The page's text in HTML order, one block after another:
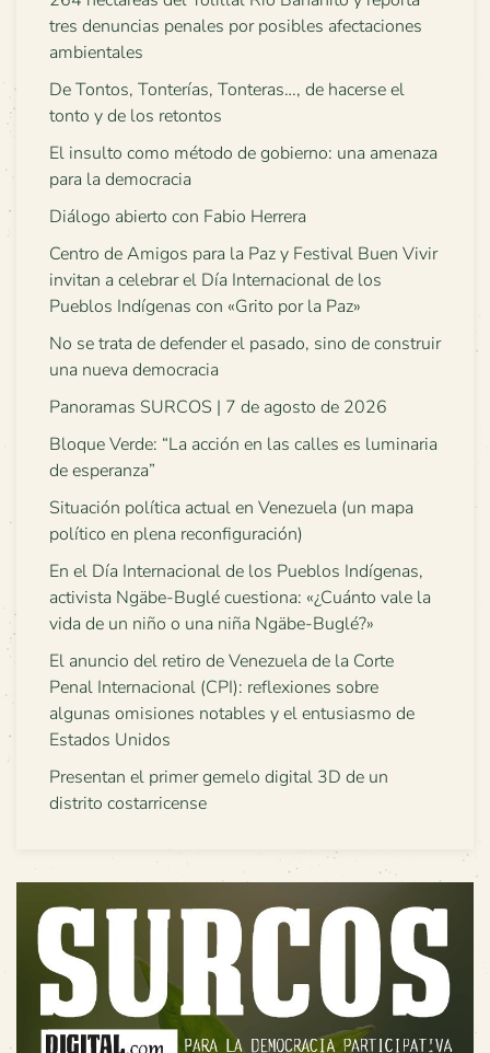
tres denuncias penales por posibles afectaciones
ambientales
De Tontos, Tonterías, Tonteras…, de hacerse el
tonto y de los retontos
El insulto como método de gobierno: una amenaza
para la democracia
Diálogo abierto con Fabio Herrera
Centro de Amigos para la Paz y Festival Buen Vivir
invitan a celebrar el Día Internacional de los
Pueblos Indígenas con «Grito por la Paz»
No se trata de defender el pasado, sino de construir
una nueva democracia
Panoramas SURCOS | 7 de agosto de 2026
Bloque Verde: “La acción en las calles es luminaria
de esperanza”
Situación política actual en Venezuela (un mapa
político en plena reconfiguración)
En el Día Internacional de los Pueblos Indígenas,
activista Ngäbe-Buglé cuestiona: «¿Cuánto vale la
vida de un niño o una niña Ngäbe-Buglé?»
El anuncio del retiro de Venezuela de la Corte
Penal Internacional (CPI): reflexiones sobre
algunas omisiones notables y el entusiasmo de
Estados Unidos
Presentan el primer gemelo digital 3D de un
distrito costarricense